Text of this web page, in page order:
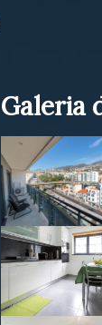
Galeria